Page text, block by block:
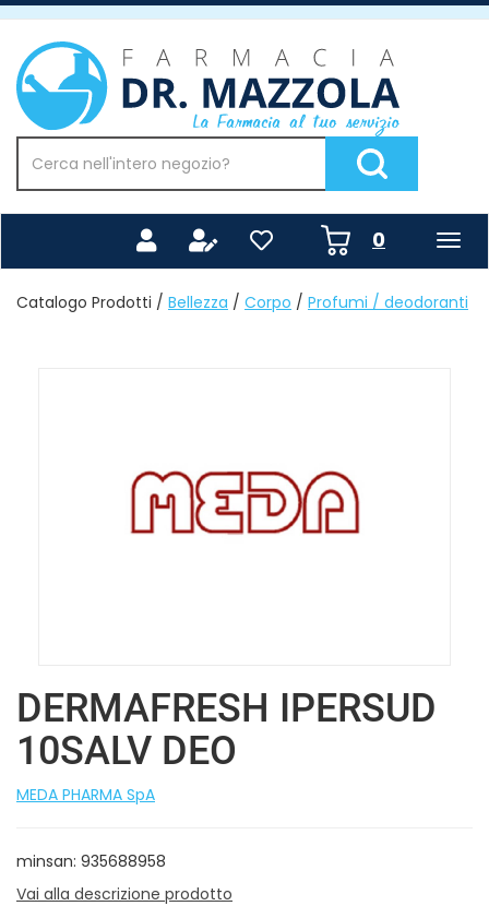
Passa
contenuto
principale
Farmacia
Mazzola
Prodotto
Cerca Prodotto
0prodotti
inseriti
Catalogo Prodotti / Bellezza / Corpo / Profumi / deodoranti
DERMAFRESH IPERSUD
10SALV DEO
MEDA PHARMA SpA
minsan: 935688958
Vai alla descrizione prodotto